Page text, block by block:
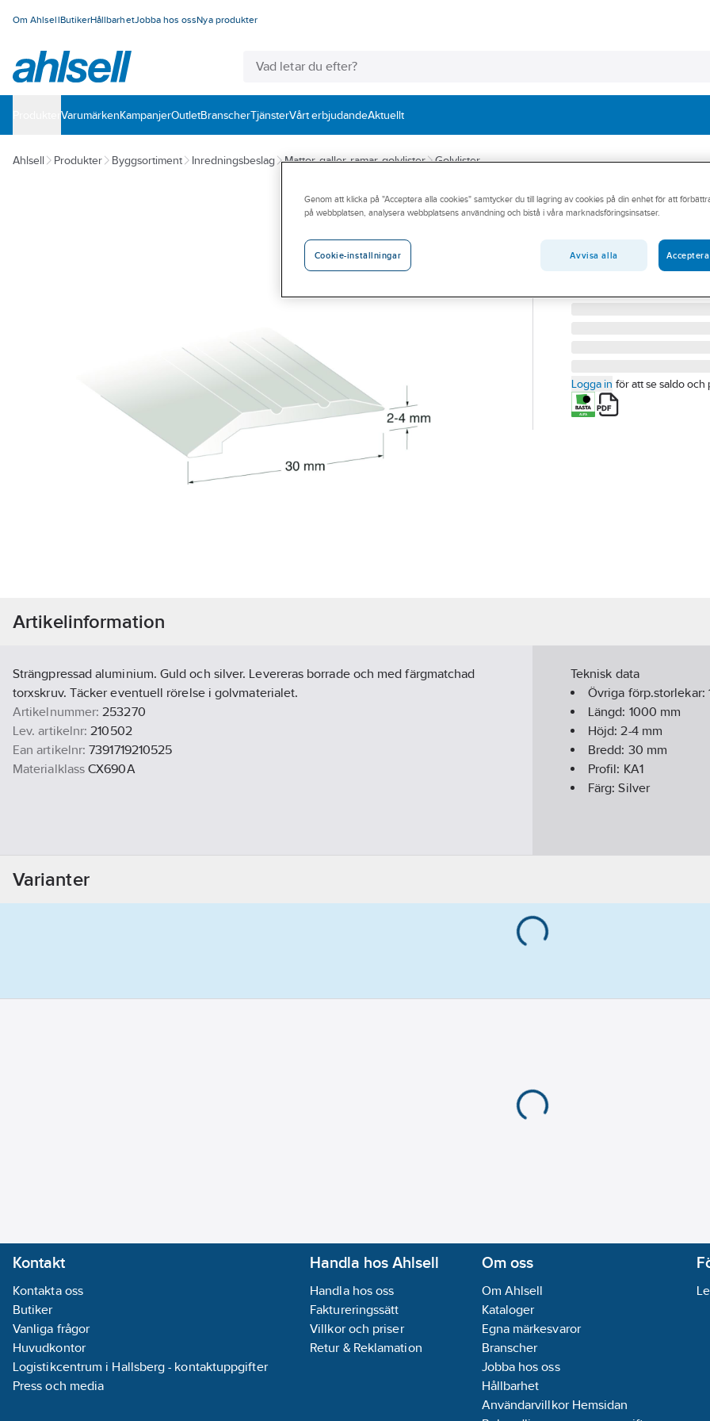
Om AhlsellButikerHållbarhetJobba hos ossNya produkter
VarumärkenKampanjerOutletBranscherTjänsterVårt erbjudandeAktuellt
Ahlsell Produkter Byggsortiment Inredningsbeslag Mattor, galler, ramar, golvlister Golvlister
DURI
Nivålist 2-4 mm
NIVÅLIST 5 SILVER KA1
Artikelnummer:
253270
210502
Logga in för att se saldo och
Artikelinformation
Strängpressad aluminium. Guld och silver. Levereras borrade och med färgmatchad
torxskruv. Täcker eventuell rörelse i golvmaterialet.
Artikelnummer: 253270
Lev. artikelnr: 210502
Ean artikelnr: 7391719210525
Materialklass CX690A
Teknisk data
Övriga förp.storlekar:
Längd: 1000 mm
Höjd:2-4mm
Bredd: 30 mm
Profil: KA1
Färg:Silver
Varianter
Kontakt
Kontakta oss
Butiker
Vanliga frågor
Huvudkontor
Logistikcentrum i Hallsberg - kontaktuppgifter
Press och media
Handla hos Ahlsell
Handla hos oss
Faktureringssätt
Villkor och priser
Retur & Reklamation
Om oss
Om Ahlsell
Kataloger
Egna märkesvaror
Branscher
Jobba hos oss
Hållbarhet
Användarvillkor Hemsidan
Genom att klicka på "Acceptera alla cookies" samtycker du till lagring av cookies på din enhet för att
på webbplatsen, analysera webbplatsens användning och bistå i våra marknadsföringsinsatser.
Cookie-inställningar Avvisa alla